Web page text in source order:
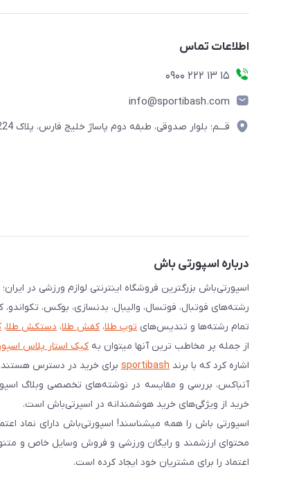
اطلاعات تماس
15 13 222 0900
info@sportibash.com
قـــم؛ بلوار صدوقی، طبقه دوم پاساژ خلیج فارس، پلاک 224
درباره اسپورتی باش
اسپورتی‌باش بزرگترین فروشگاه اینترنتی لوازم ورزشی در
رشته‌های فوتبال، فوتسال، والیبال، بدنسازی، بوکس،
تمام رشته‌ها و تندیس‌های توپ طلا، کفش طلا، دستکش طلا،
از جمله پر مخاطب ترین آنها میتوان به کیک استار پلاس
اشاره کرد که با برند sportibash برای خرید در دسترس هستند.
آنباکس، بررسی‌ و مقایسه در نوشته‌های تخصصی وبلاگ
خرید از ویژگی‌های خرید هوشمندانه در اسپرتی‌باش است.
محتوای ارزشمند و رایگان ورزشی و فروش وسایل خاص و
اعتماد را برای مشتریان خود ایجاد کرده است.